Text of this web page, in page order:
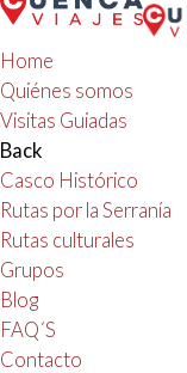
Home
Quiénes somos
Visitas Guiadas
Back
Casco Histórico
Rutas por la Serranía
Rutas culturales
Grupos
Blog
FAQ´S
Contacto